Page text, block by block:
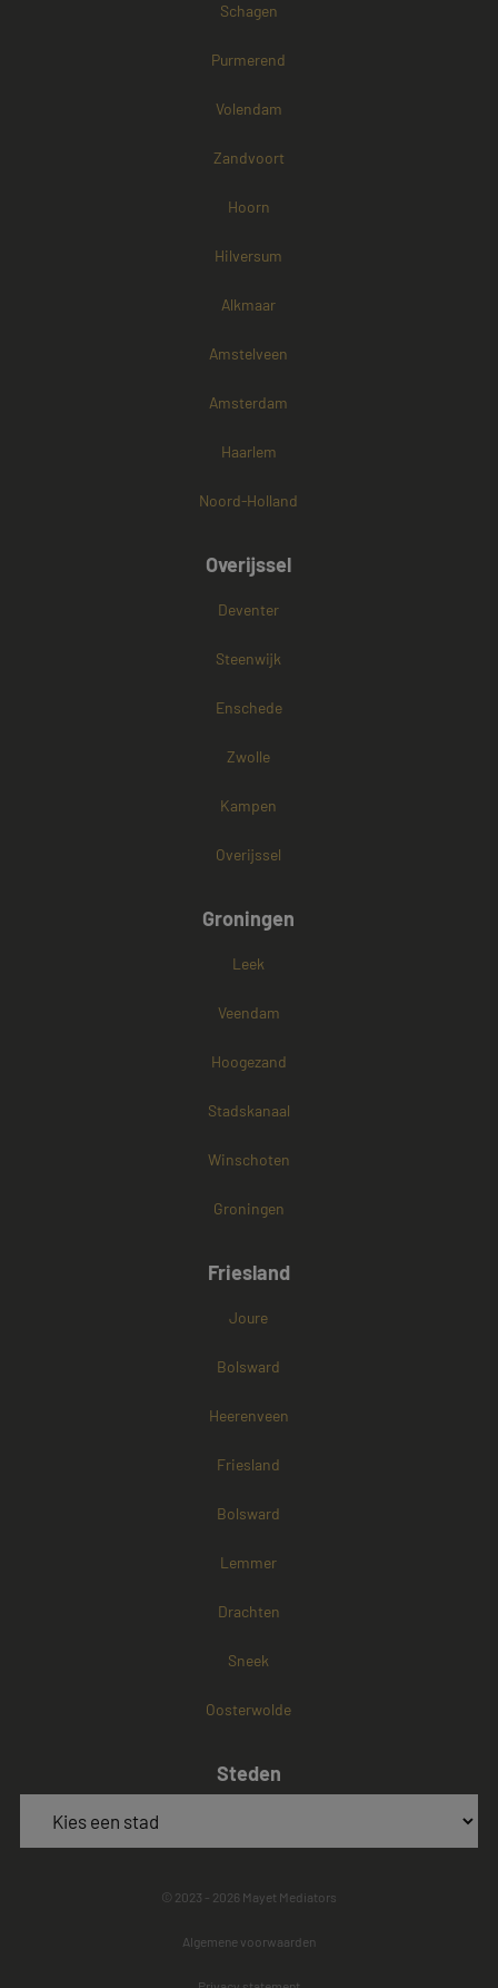
Schagen
Purmerend
Volendam
Zandvoort
Hoorn
Hilversum
Alkmaar
Amstelveen
Amsterdam
Haarlem
Noord-Holland
Overijssel
Deventer
Steenwijk
Enschede
Zwolle
Kampen
Overijssel
Groningen
Leek
Veendam
Hoogezand
Stadskanaal
Winschoten
Groningen
Friesland
Joure
Bolsward
Heerenveen
Friesland
Bolsward
Lemmer
Drachten
Sneek
Oosterwolde
Steden
© 2023 - 2026 Mayet Mediators
Algemene voorwaarden